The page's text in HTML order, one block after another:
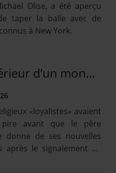
Olise, a été aperçu
taper la balle avec de
à New York.
Le supérieur d’un monastère séquestré par des moines «dissidents»
«loyalistes» avaient
avant que le père
donne de ses nouvelles
après le signalement de